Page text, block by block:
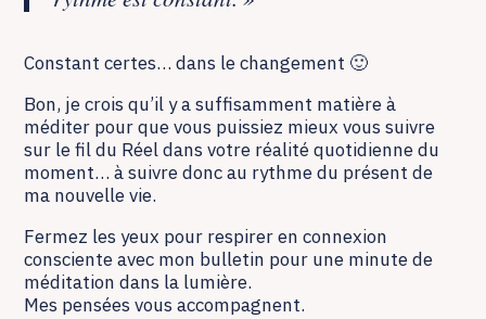
Constant certes… dans le changement 🙂
Bon, je crois qu’il y a suffisamment matière à
méditer pour que vous puissiez mieux vous suivre
sur le fil du Réel dans votre réalité quotidienne du
moment… à suivre donc au rythme du présent de
ma nouvelle vie.
Fermez les yeux pour respirer en connexion
consciente avec mon bulletin pour une minute de
méditation dans la lumière.
Mes pensées vous accompagnent.